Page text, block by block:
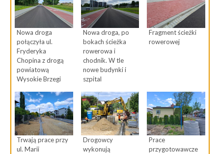
Nowa droga
połączyła ul.
Fryderyka
Chopina z drogą
powiatową
Wysokie Brzegi
Nowa droga, po
bokach ścieżka
rowerowa i
chodnik. W tle
nowe budynki i
szpital
Fragment ścieżki
rowerowej
Trwają prace przy
ul. Marii
Drogowcy
wykonują
Prace
przygotowawcze